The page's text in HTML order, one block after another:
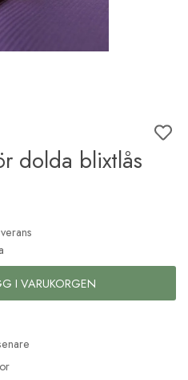
dolda blixtlås
I VARUKORGEN